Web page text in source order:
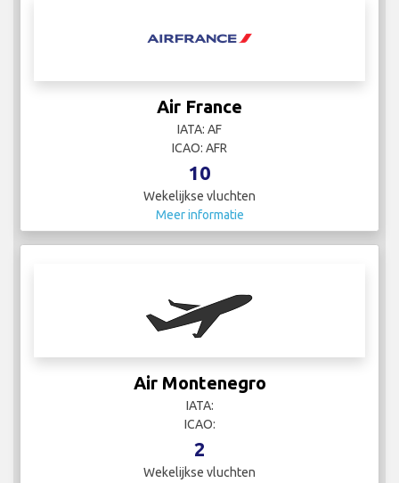
Air France
IATA: AF
ICAO: AFR
10
Wekelijkse vluchten
Meer informatie
Air Montenegro
IATA:
ICAO:
2
Wekelijkse vluchten